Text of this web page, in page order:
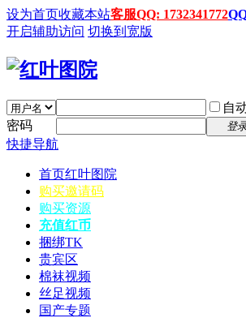
设为首页收藏本站客服QQ: 1732341772
开启辅助访问 切换到宽版
自
密码
登
快捷导航
首页红叶图院
购买邀请码
购买资源
充值红币
捆绑TK
贵宾区
棉袜视频
丝足视频
国产专题